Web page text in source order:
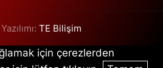
TE Bilişim
için çerezlerden